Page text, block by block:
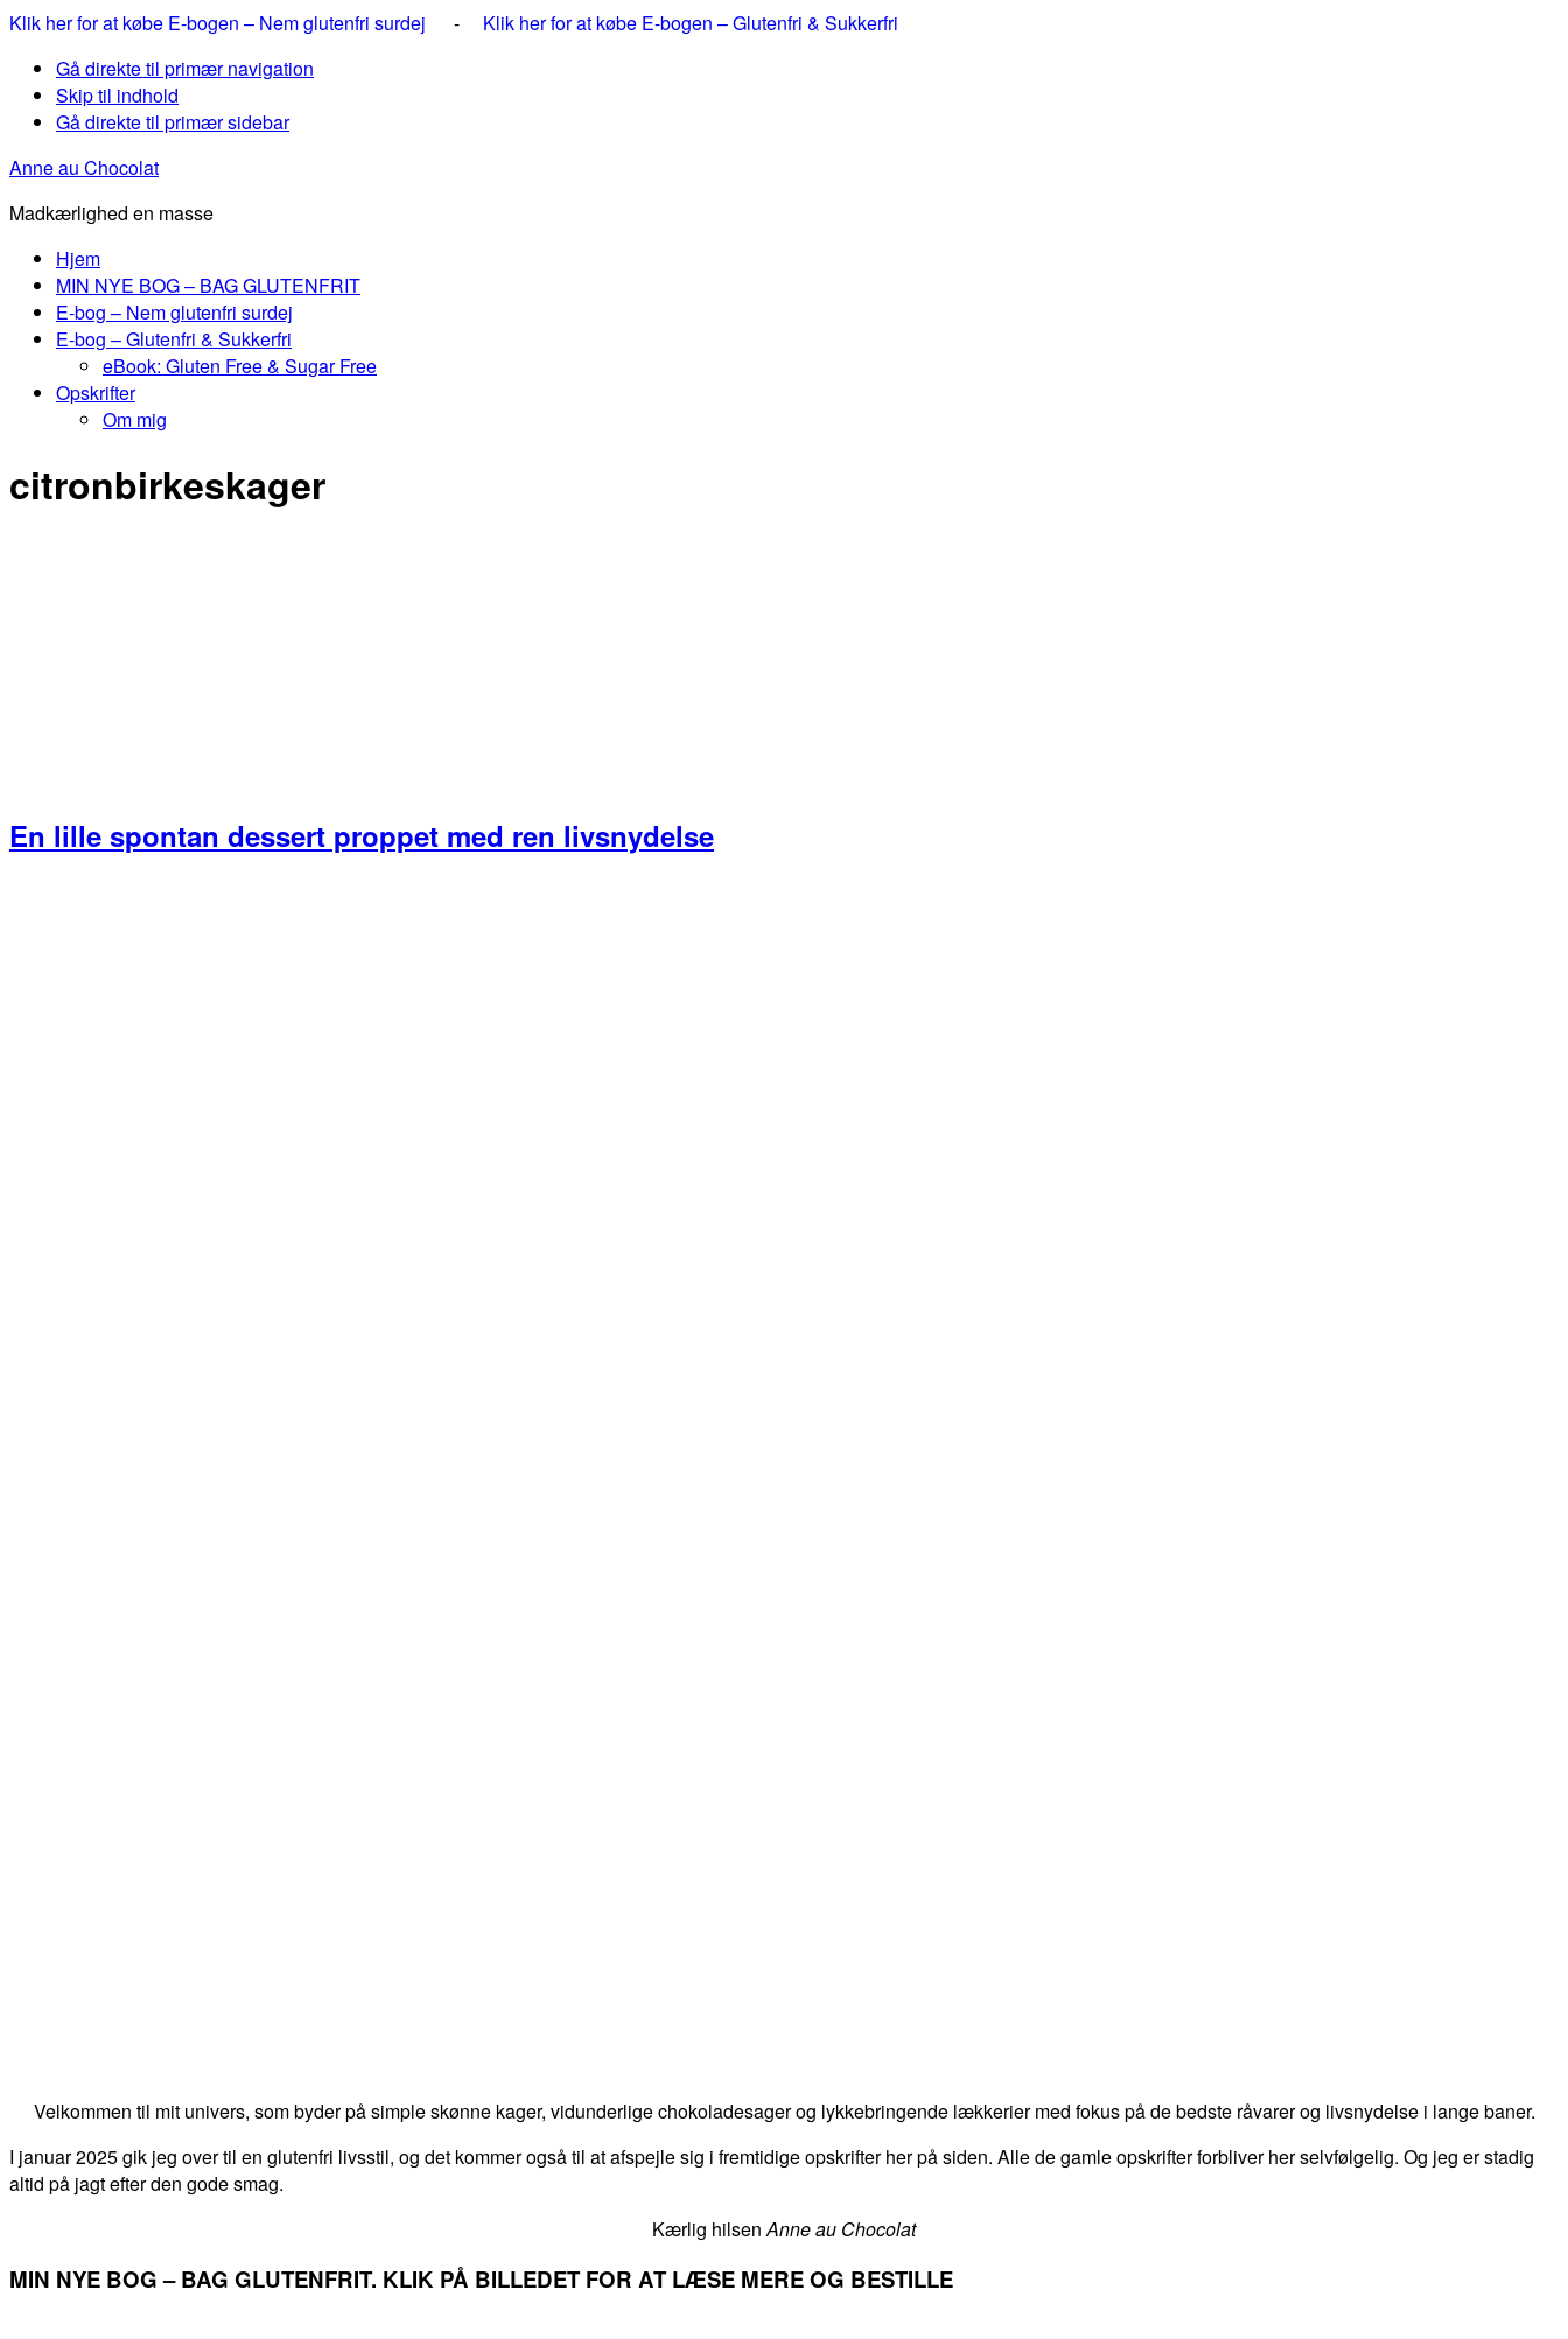
Klik her for at købe E-bogen – Nem glutenfri surdej - Klik her for at købe E-bogen – Glutenfri & Sukkerfri
Gå direkte til primær navigation
Skip til indhold
Gå direkte til primær sidebar
Anne au Chocolat
Madkærlighed en masse
Hjem
MIN NYE BOG – BAG GLUTENFRIT
E-bog – Nem glutenfri surdej
E-bog – Glutenfri & Sukkerfri
eBook: Gluten Free & Sugar Free
Opskrifter
Om mig
citronbirkeskager
En lille spontan dessert proppet med ren livsnydelse
Velkommen til mit univers, som byder på simple skønne kager, vidunderlige chokoladesager og lykkebringende lækkerier med fokus på de bedste råvarer og livsnydelse i lange baner.
I januar 2025 gik jeg over til en glutenfri livsstil, og det kommer også til at afspejle sig i fremtidige opskrifter her på siden. Alle de gamle opskrifter forbliver her selvfølgelig. Og jeg er stadig
altid på jagt efter den gode smag.
Kærlig hilsenAnne au Chocolat
MIN NYE BOG – BAG GLUTENFRIT. KLIK PÅ BILLEDET FOR AT LÆSE MERE OG BESTILLE